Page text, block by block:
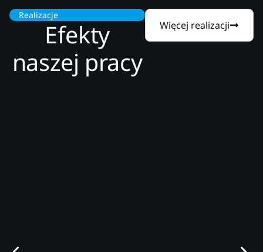
Realizacje
Efekty
naszej pracy
Więcej realizacji